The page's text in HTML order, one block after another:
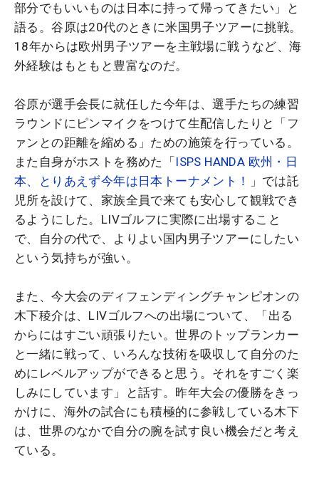
部分でもいいものは日本に持って帰ってきたい」と
語る。谷原は20代のときに米国男子ツアーに挑戦。
18年からは欧州男子ツアーを主戦場に戦うなど、海
外経験はもともと豊富なのだ。
谷原が選手会長に就任した今年は、選手たちの練習
ラウンドにピンマイクをつけて生配信したりと「フ
ァンとの距離を縮める」ための施策を行っている。
また自身がホストを務めた「 ISPS HANDA 欧州・日
本、とりあえず今年は日本トーナメント！
」では託
児所を設けて、家族全員で来ても安心して観戦でき
るようにした。LIVゴルフに実際に出場すること
で、自分の代で、よりよい国内男子ツアーにしたい
という気持ちが強い。
また、今大会のディフェンディングチャンピオンの
木下稜介は、LIVゴルフへの出場について、「出る
からにはすごい頑張りたい。世界のトップランカー
と一緒に戦って、いろんな技術を吸収して自分のた
めにレベルアップができると思う。それをすごく楽
しみにしています」と話す。昨年大会の優勝をきっ
かけに、海外の試合にも積極的に参戦している木下
は、世界のなかで自分の腕を試す良い機会だと考え
ている。